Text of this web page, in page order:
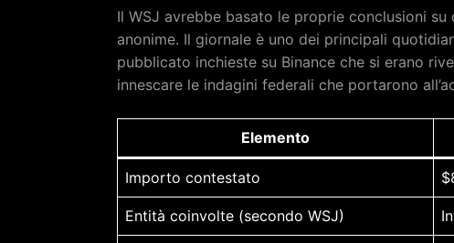
Il WSJ avrebbe basato le proprie conclusioni
anonime. Il giornale è uno dei principali
pubblicato inchieste su Binance che si erano
innescare le indagini federali che portarono
Elemento
Importo contestato
Entità coinvolte (secondo WSJ)